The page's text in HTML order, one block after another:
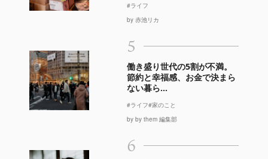
#ライフ
by 赤池リカ
5
働き盛り世代の5割が不満。
節約と幸福感、お金で決まら
ない暮ら...
#ライフ#家のこと
by by them 編集部
6